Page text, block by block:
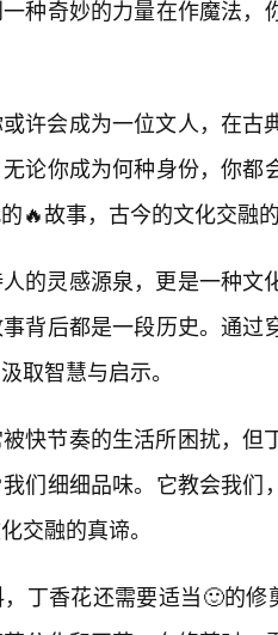
种奇妙的力量在作魔法，
许会成为一位文人，在古
论你成为何种身份，你都
🔥故事，古今的文化交融
的灵感源泉，更是一种文
背后都是一段历史。通过
取智慧与启示。
快节奏的生活所困扰，但
们细细品味。它教会我们
交融的真谛。
丁香花还需要适当🙂的修